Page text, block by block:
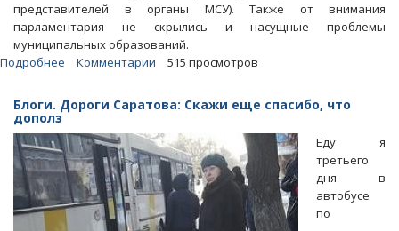
представителей в органы МСУ). Также от внимания
парламентария не скрылись и насущные проблемы
муниципальных образований.
Подробнее
о
дороге
на
Аркадак:
«Пятьдесят
километров
ехали
больше
Комментарии 515 просмотров
Блоги. Дороги Саратова: Скажи еще спасибо, что
дополз
Еду я
третьего
дня в
автобусе
по